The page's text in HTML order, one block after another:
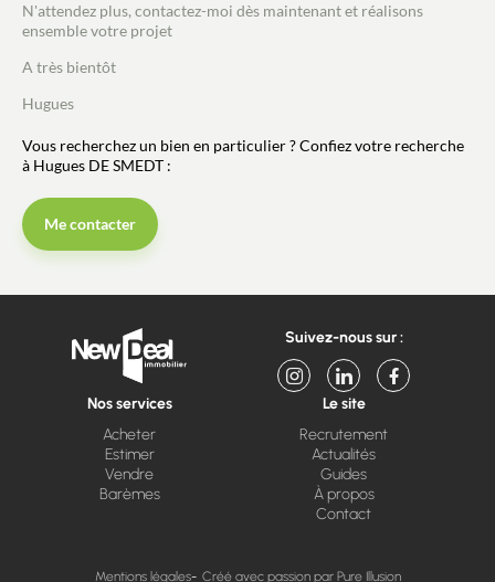
N'attendez plus, contactez-moi dès maintenant et réalisons
ensemble votre projet
A très bientôt
Hugues
Vous recherchez un bien en particulier ? Confiez votre recherche
à Hugues DE SMEDT :
Me contacter
Suivez-nous sur :
Nos services
Acheter
Estimer
Vendre
Barèmes
Le site
Recrutement
Actualités
Guides
À propos
Contact
Mentions légales Créé avec passion par Pure Illusion